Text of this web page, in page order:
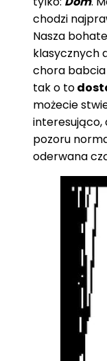
chodzi
Nasza
klasycznych
chora babcia
tak o to
możecie
interesująco,
pozoru
oderwana